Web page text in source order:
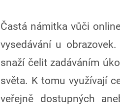
Častá námitka vůči
vysedávání u
snaží čelit zadáváním
světa. K tomu využívají
veřejně dostupných